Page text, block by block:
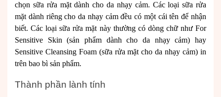
chọn sữa rửa mặt dành cho da nhạy cảm. Các loại sữa rửa
mặt dành riêng cho da nhạy cảm đều có một cái tên để nhận
biết. Các loại sữa rửa mặt này thường có dòng chữ như For
Sensitive Skin (sản phẩm dành cho da nhạy cảm) hay
Sensitive Cleansing Foam (sữa rửa mặt cho da nhạy cảm) in
trên bao bì sản phẩm.
Thành phần lành tính